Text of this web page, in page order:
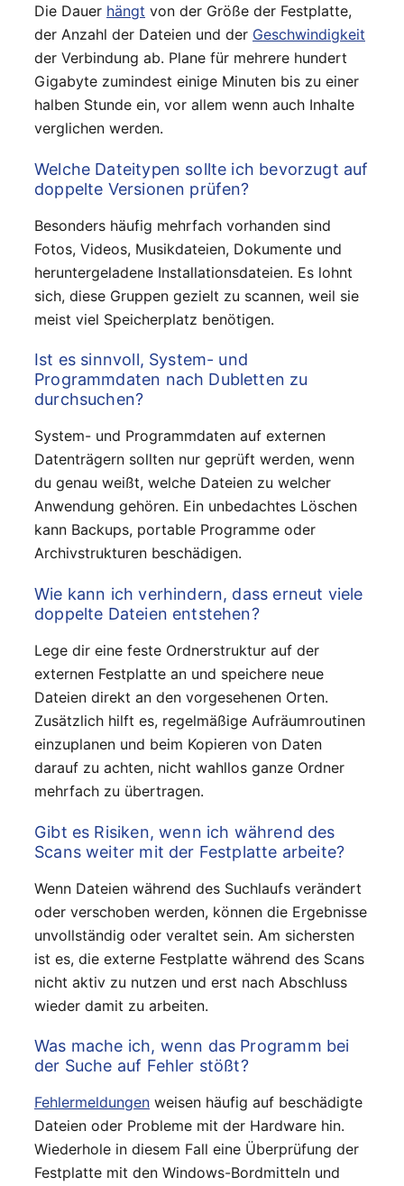
Die Dauer hängt von der Größe der Festplatte,
der Anzahl der Dateien und der Geschwindigkeit
der Verbindung ab. Plane für mehrere hundert
Gigabyte zumindest einige Minuten bis zu einer
halben Stunde ein, vor allem wenn auch Inhalte
verglichen werden.
Welche Dateitypen sollte ich bevorzugt auf
doppelte Versionen prüfen?
Besonders häufig mehrfach vorhanden sind
Fotos, Videos, Musikdateien, Dokumente und
heruntergeladene Installationsdateien. Es lohnt
sich, diese Gruppen gezielt zu scannen, weil sie
meist viel Speicherplatz benötigen.
Ist es sinnvoll, System- und
Programmdaten nach Dubletten zu
durchsuchen?
System- und Programmdaten auf externen
Datenträgern sollten nur geprüft werden, wenn
du genau weißt, welche Dateien zu welcher
Anwendung gehören. Ein unbedachtes Löschen
kann Backups, portable Programme oder
Archivstrukturen beschädigen.
Wie kann ich verhindern, dass erneut viele
doppelte Dateien entstehen?
Lege dir eine feste Ordnerstruktur auf der
externen Festplatte an und speichere neue
Dateien direkt an den vorgesehenen Orten.
Zusätzlich hilft es, regelmäßige Aufräumroutinen
einzuplanen und beim Kopieren von Daten
darauf zu achten, nicht wahllos ganze Ordner
mehrfach zu übertragen.
Gibt es Risiken, wenn ich während des
Scans weiter mit der Festplatte arbeite?
Wenn Dateien während des Suchlaufs verändert
oder verschoben werden, können die Ergebnisse
unvollständig oder veraltet sein. Am sichersten
ist es, die externe Festplatte während des Scans
nicht aktiv zu nutzen und erst nach Abschluss
wieder damit zu arbeiten.
Was mache ich, wenn das Programm bei
der Suche auf Fehler stößt?
Fehlermeldungen weisen häufig auf beschädigte
Dateien oder Probleme mit der Hardware hin.
Wiederhole in diesem Fall eine Überprüfung der
Festplatte mit den Windows-Bordmitteln und